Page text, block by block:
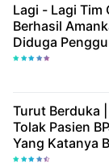
Lagi - Lagi Tim
Berhasil
Diduga
Turut Berduka
Tolak Pasien
Yang Katanya